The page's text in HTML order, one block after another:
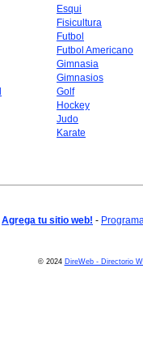
Esqui
Fisicultura
Futbol
Futbol Americano
Gimnasia
Gimnasios
Golf
Hockey
Judo
Karate
Agrega tu sitio web! -
© 2024 DireWeb - Directorio